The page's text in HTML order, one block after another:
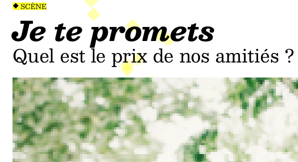
SCÈNE
Je te promets
Quel est le prix de nos amitiés ?